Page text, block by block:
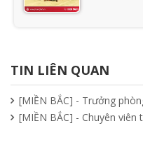
15/04/
Tìm hiểu
TIN LIÊN QUAN
[MIỀN BẮC] - Trưởng
[MIỀN BẮC] - Chuyên